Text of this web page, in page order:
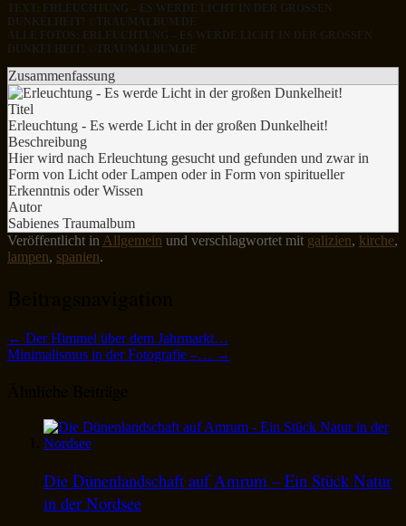
TEXT: ERLEUCHTUNG – ES WERDE LICHT IN DER GROSSEN D
UNKELHEIT! ©TRAUMALBUM.DE
ALLE FOTOS: ERLEUCHTUNG – ES WERDE LICHT IN DER GROSSEN D
UNKELHEIT! ©TRAUMALBUM.DE
Zusammenfassung
Titel
Erleuchtung - Es werde Licht in der großen Dunkelheit!
Beschreibung
Hier wird nach Erleuchtung gesucht und gefunden und zwar in
Form von Licht oder Lampen oder in Form von spiritueller
Erkenntnis oder Wissen
Autor
Sabienes Traumalbum
Veröffentlicht in Allgemein und verschlagwortet mit galizien, kirche,
lampen, spanien.
← Der Himmel über dem Jahrmarkt…
Minimalismus in der Fotografie –… →
Die Dünenlandschaft auf Amrum – Ein Stück Natur
in der Nordsee